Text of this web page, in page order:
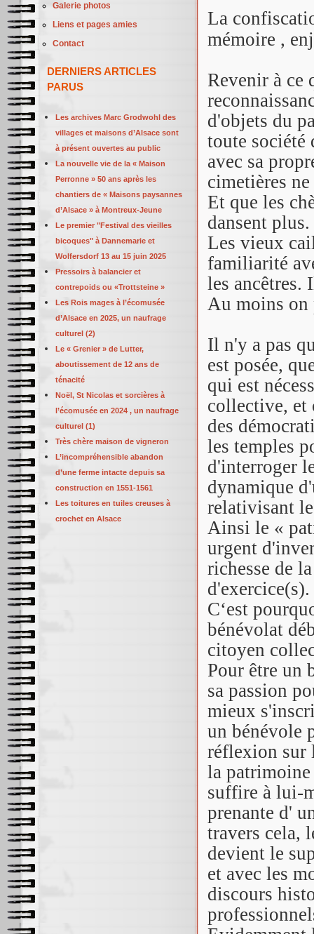
La
mémoire ,
Revenir à ce
d'objets du
toute société
avec sa
cimetières
Et que les
dansent plus.
Les vieux
familiarité
les ancêtres.
Au moins on
Il n'y a pas
est posée,
qui est
collective, et
des
les temples
d'interroger
dynamique
relativisant
Ainsi le «
urgent
richesse de
d'exercice(s).
C‘est
bénévolat
citoyen
Pour être un
sa passion
mieux
un bénévole
réflexion sur
la patrimoine
suffire à lui-
prenante d'
travers cela,
devient le
et avec les
discours
Galerie photos
Liens et pages amies
Contact
DERNIERS ARTICLES
PARUS
Les archives Marc Grodwohl des
villages et maisons d’Alsace sont
à présent ouvertes au public
La nouvelle vie de la « Maison
Perronne » 50 ans après les
chantiers de « Maisons paysannes
d’Alsace » à Montreux-Jeune
Le premier "Festival des vieilles
bicoques" à Dannemarie et
Wolfersdorf 13 au 15 juin 2025
Pressoirs à balancier et
contrepoids ou «Trottsteine »
Les Rois mages à l’écomusée
d’Alsace en 2025, un naufrage
culturel (2)
Le « Grenier » de Lutter,
aboutissement de 12 ans de
ténacité
Noël, St Nicolas et sorcières à
l’écomusée en 2024 , un naufrage
culturel (1)
Très chère maison de vigneron
L’incompréhensible abandon
d’une ferme intacte depuis sa
construction en 1551-1561
Les toitures en tuiles creuses à
crochet en Alsace